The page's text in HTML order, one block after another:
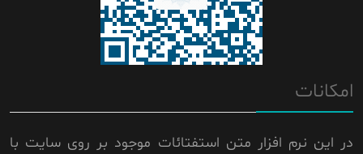
امکانات
در این نرم افزار متن استفتائات موجود بر روی سایت با